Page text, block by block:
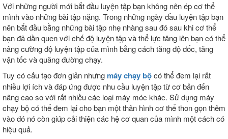
Với những người mới bắt đầu luyện tập bạn không nên ép cơ thể
mình vào những bài tập nặng. Trong những ngày đầu luyện tập bạn
nên bắt đầu bằng những bài tập nhẹ nhàng sau đó sau khi cơ thể
bạn đã dần quen với chế độ luyện tập và thể lực tăng lên bạn có thể
nâng cường độ luyện tập của mình bằng cách tăng độ dốc, tăng
vận tốc và quãng đường chạy.
Tuy có cấu tạo đơn giản nhưng máy chạy bộcó thể đem lại rất
nhiều lợi ích và đáp ứng được nhu cầu luyện tập từ cơ bản đến
nâng cao so với rất nhiều các loại máy móc khác. Sử dụng máy
chạy bộ có thể đem lại cho bạn một thân hình cơ thể thon gọn thêm
vào đó nó còn giúp cải thiện các hệ cơ quan của mình một cách có
hiệu quả.